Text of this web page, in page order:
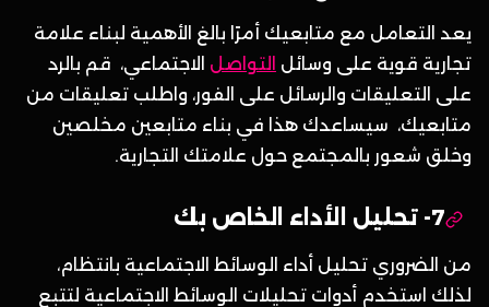
يعد التعامل مع متابعيك أمرًا بالغ الأهمية لبناء علامة
تجارية قوية على وسائل التواصل الاجتماعي، قم بالرد
على التعليقات والرسائل على الفور، واطلب تعليقات من
متابعيك، سيساعدك هذا في بناء متابعين مخلصين
وخلق شعور بالمجتمع حول علامتك التجارية.
7- تحليل الأداء الخاص بك
من الضروري تحليل أداء الوسائط الاجتماعية بانتظام،
لذلك استخدم أدوات تحليلات الوسائط الاجتماعية لتتبع